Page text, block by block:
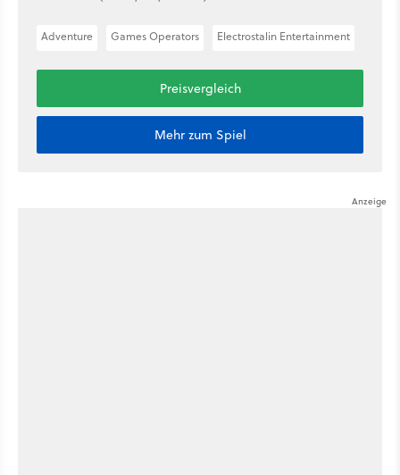
Adventure Games Operators Electrostalin Entertainment
Preisvergleich
Mehr zum Spiel